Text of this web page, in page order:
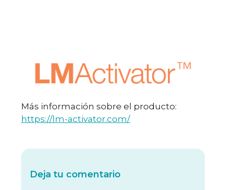
Más información sobre el producto:
https://lm-activator.com/
Deja tu comentario